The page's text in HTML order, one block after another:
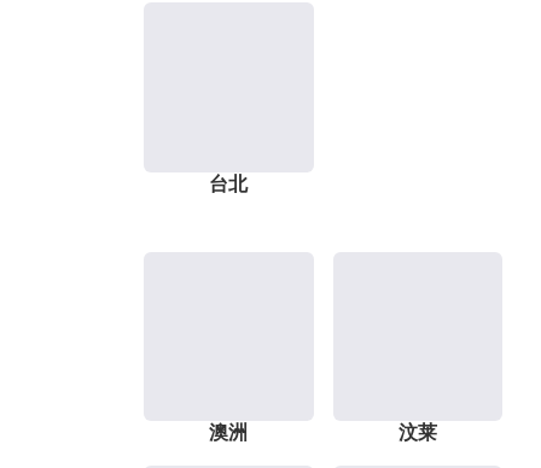
台北
澳洲 汶莱